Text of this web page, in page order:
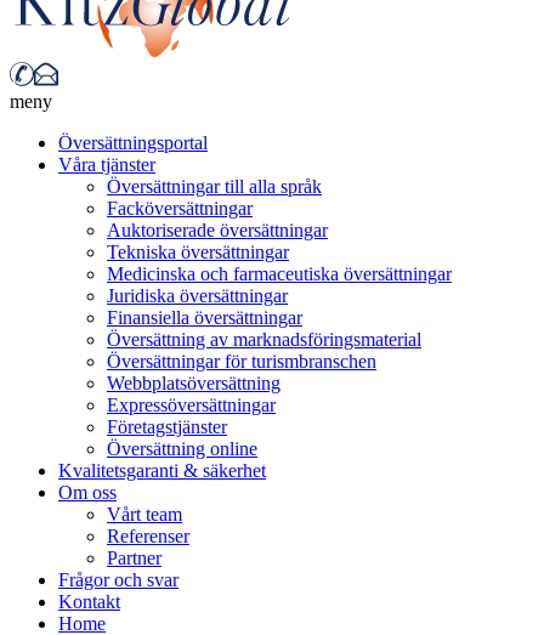
meny
Översättningsportal
Våra tjänster
Översättningar till alla språk
Facköversättningar
Auktoriserade översättningar
Tekniska översättningar
Medicinska och farmaceutiska översättningar
Juridiska översättningar
Finansiella översättningar
Översättning av marknadsföringsmaterial
Översättningar för turismbranschen
Webbplatsöversättning
Expressöversättningar
Företagstjänster
Översättning online
Kvalitetsgaranti & säkerhet
Om oss
Vårt team
Referenser
Partner
Frågor och svar
Kontakt
Home